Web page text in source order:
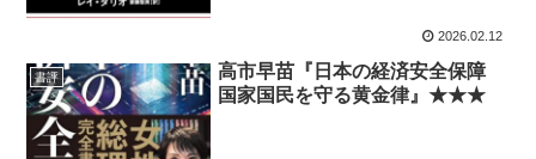
2026.02.12
書評
高市早苗『日本の経済安全保障
国家国民を守る黄金律』★★★